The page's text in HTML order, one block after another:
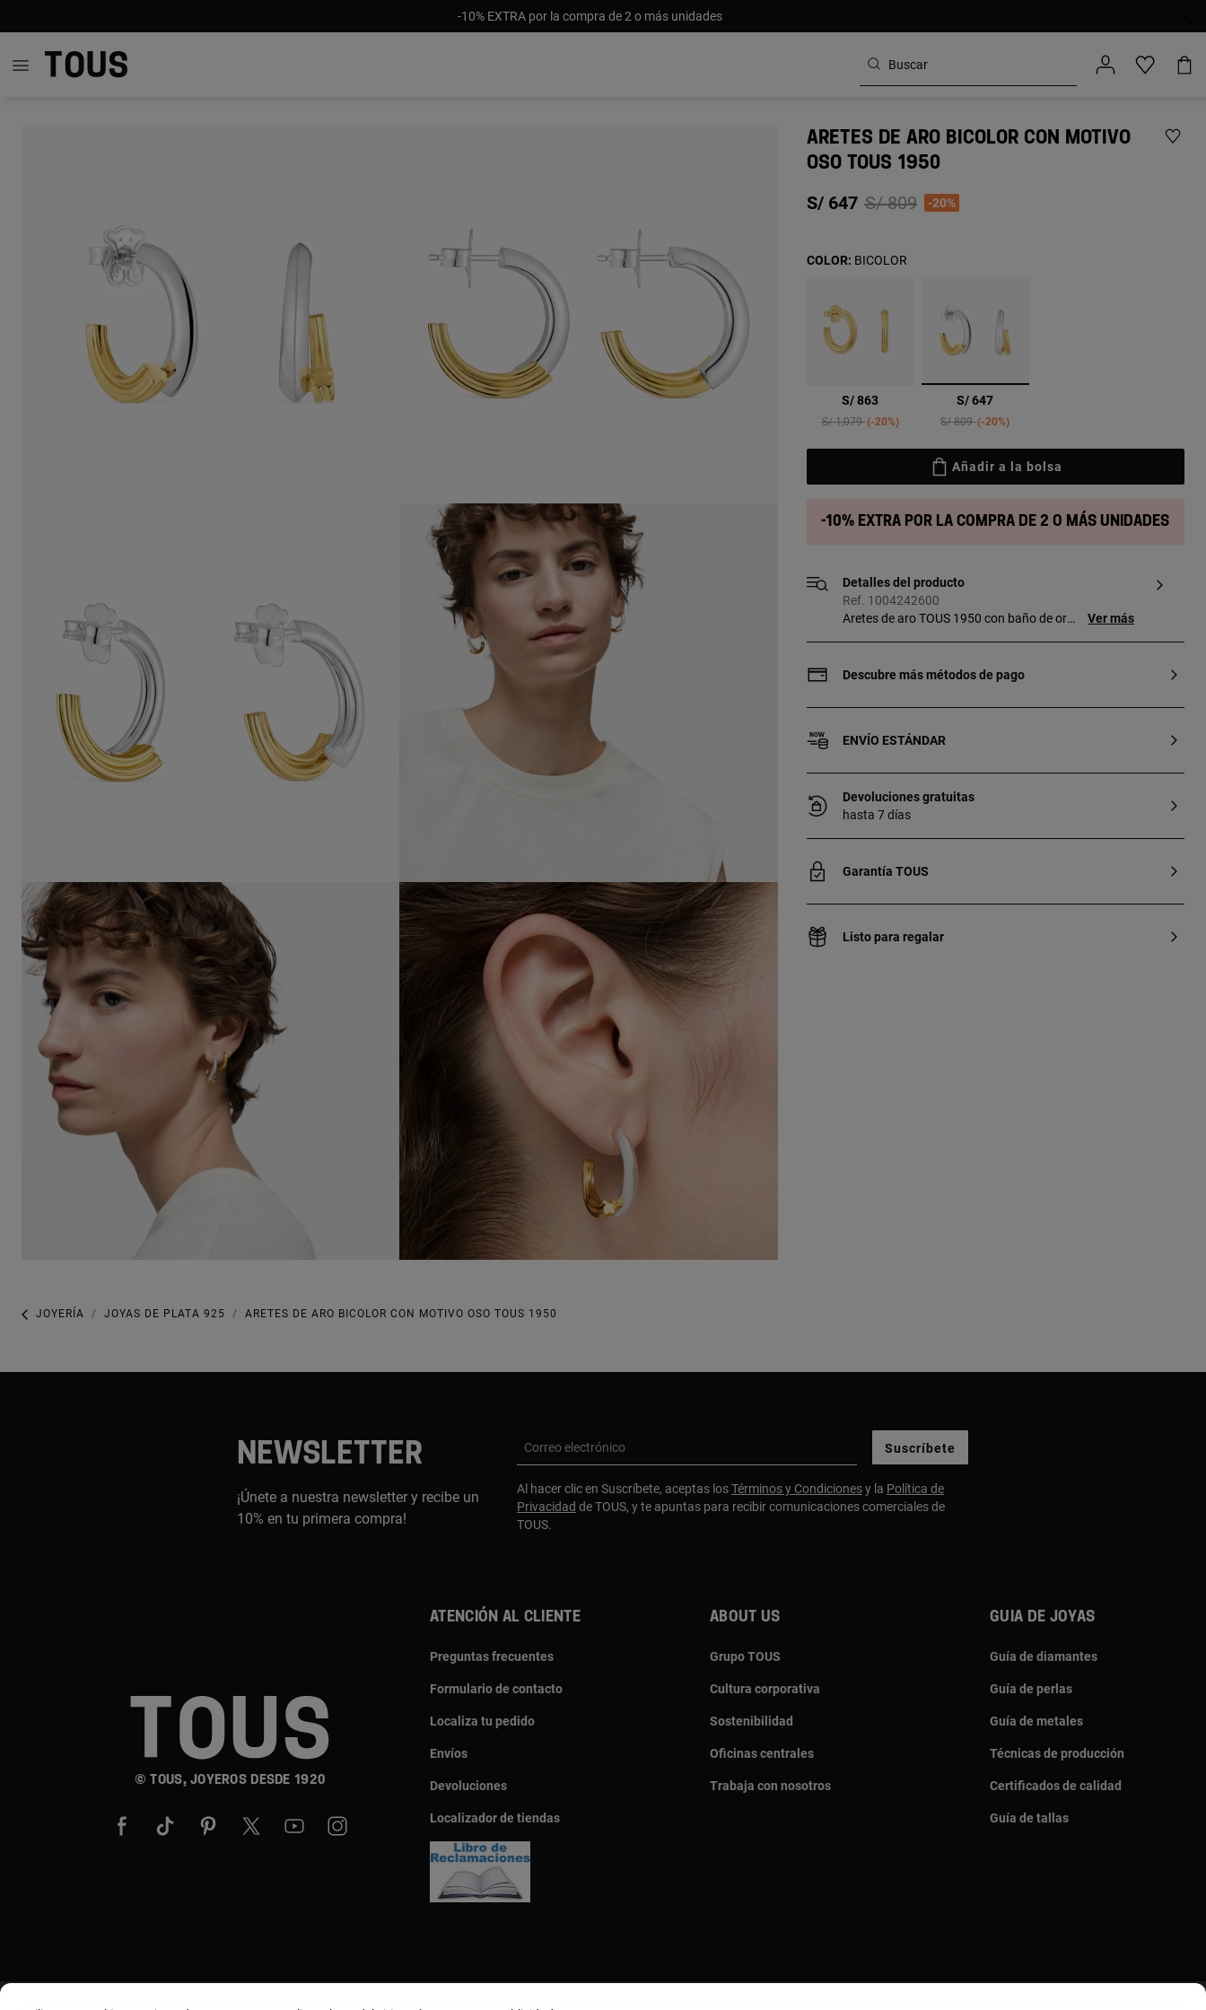
-10% EXTRA por la compra de 2 o más unidades
ARETES DE ARO BICOLOR CON MOTIVO
OSO TOUS 1950
S/ 647 Price reduced from
S/ 809to-20%
S/ 863
Price reduced from
S/ 1,079to-20%
seleccionado
S/ 647
Price reduced from
S/ 809to-20%
COLOR: BICOLOR
Añadir a la bolsa
-10% extra por la compra de 2 o más unidades
Detalles del producto
Ref. 1004242600
Aretes de aro TOUS 1950 con baño de oro
Tamaño pendiente: 22,74 mm. Cierre
primera ley con baño de oro de 18 a 23 kt
garantiza una mayor durabilidad de la
Ver más
Descubre más métodos de pago
ENVÍO ESTÁNDAR
Devoluciones gratuitas
hasta 7 días
Garantía TOUS
Listo para regalar
JOYERÍA JOYAS DE PLATA 925 ARETES DE ARO BICOLOR CON MOTIVO OSO TOUS 1950
NEWSLETTER
¡Únete a nuestra newsletter y recibe un
10% en tu primera compra!
Correo electrónico Suscríbete
Al hacer clic en Suscríbete, aceptas losTérminos y Condicionesy la Política de
Privacidad de TOUS, y te apuntas para recibir comunicaciones comerciales de
TOUS.
© TOUS, JOYEROS DESDE 1920
Atención al cliente
Preguntas frecuentes
Formulario de contacto
Localiza tu pedido
Envíos
Devoluciones
Localizador de tiendas
About us
Grupo TOUS
Cultura corporativa
Sostenibilidad
Oficinas centrales
Trabaja con nosotros
Guia de joyas
Guía de diamantes
Guía de perlas
Guía de metales
Técnicas de producción
Certificados de calidad
Guía de tallas